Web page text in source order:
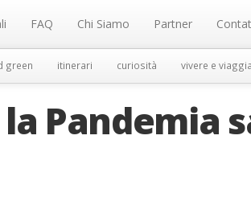
FAQ Chi Siamo Partner
green itinerari curiosità vivere e
Pandemia